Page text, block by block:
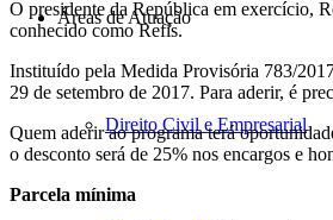
Áreas de Atuação
Direito Civil e Empresarial
O presidente da República em exercício,
conhecido como Refis.
Instituído pela Medida Provisória 783/
29 de setembro de 2017. Para aderir, é
Quem aderir ao programa terá
o desconto será de 25% nos encargos e
Parcela mínima